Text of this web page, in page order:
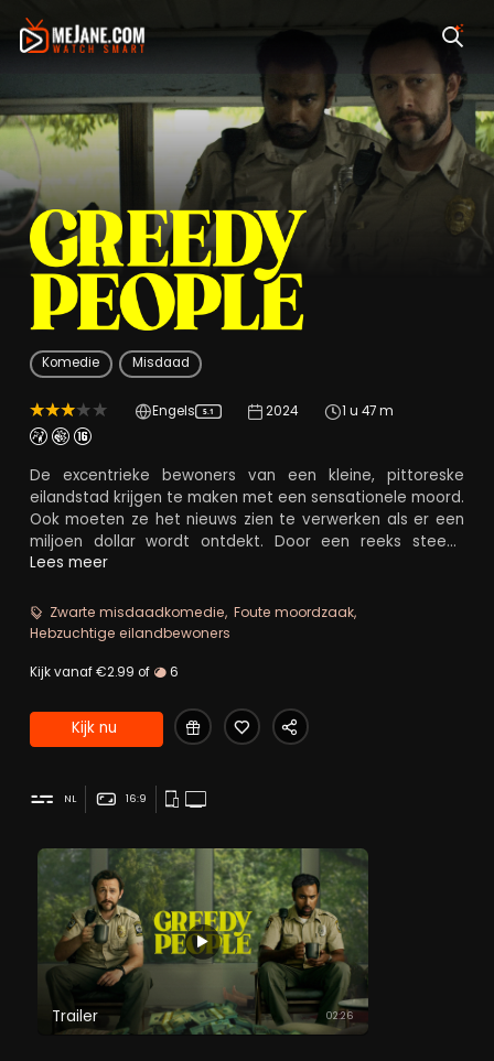
Greedy People
Komedie Misdaad
Engels 5.1 2024 1 u 47 m
De excentrieke bewoners van een kleine, pittoreske
eilandstad krijgen te maken met een sensationele moord.
Ook moeten ze het nieuws zien te verwerken als er een
miljoen dollar wordt ontdekt. Door een reeks steeds
slechtere beslissingen die de eens zo vredige
mensen samenzweringen en plannen om in leven te
blijven, terwijl het aantal lijken stijgt.
Lees meer
Zwarte misdaadkomedie Foute moordzaak
Hebzuchtige eilandbewoners
Kijk vanaf €2.99 of 6
Kijk nu
NL 16:9
Trailer 02:26